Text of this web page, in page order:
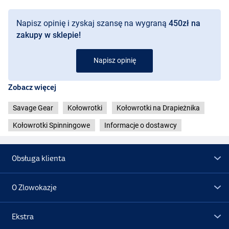
- Waga: 274g
- Przełożenie: 5.2/1
- Pojemność żyłki: 150m / 0,23mm
Savage Gear Thoriz 4000
- Przełożenie: 5.2/1
- Pojemność żyłki: 190m / 0,25mm
- Nawój: 75cm
Savage Gear Thoriz C5000HG
- Waga: 345g
- Przełożenie: 5.2/1
- Pojemność żyłki: 330m / 0,25mm
- Nawój: 103cm
- Siła hamulca: 6,80kg
Napisz opinię i zyskaj szansę na wygraną 450zł na
zakupy w sklepie!
Napisz opinię
Zobacz więcej
Savage Gear Kołowrotki Kołowrotki na Drapieżnika
Kołowrotki Spinningowe Informacje o dostawcy
Obsługa klienta
O Zlowokazje
Ekstra